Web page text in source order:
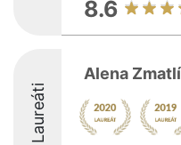
8.6
Laureáti
Alena